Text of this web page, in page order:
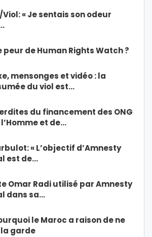
« Je sentais son odeur
peur de Human Rights Watch ?
mensonges et vidéo : la
du viol est…
du financement des ONG
et de…
« L’objectif d’Amnesty
est de…
Omar Radi utilisé par Amnesty
dans sa…
le Maroc a raison de ne
garde